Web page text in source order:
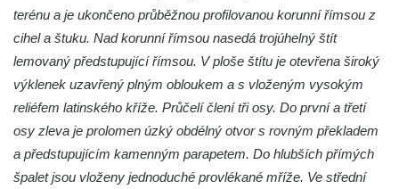
Kaple Božího těla na hřbitově v Hostíně u
Vojkovic
Kostel Nanebevzetí Panny Marie v Hostíně
u Vojkovic
Kaple svatého Bartoloměje v Bukolu
Hřbitovní kaple na hřbitově v Lužci nad
Vltavou
terénu a je ukončeno průběžnou profilovanou korunní římsou z
cihel a štuku. Nad korunní římsou nasedá trojúhelný štít
lemovaný předstupující římsou. V ploše štítu je otevřena široký
výklenek uzavřený plným obloukem a s vloženým vysokým
reliéfem latinského kříže. Průčelí člení tři osy. Do první a třetí
osy zleva je prolomen úzký obdélný otvor s rovným překladem
a předstupujícím kamenným parapetem. Do hlubších přímých
špalet jsou vloženy jednoduché provlékané mříže. Ve střední